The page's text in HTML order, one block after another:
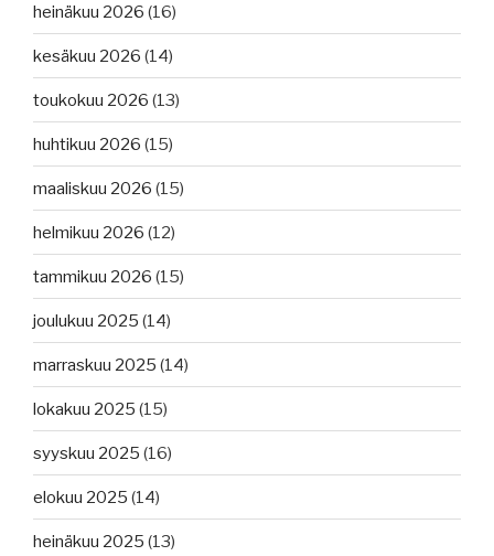
heinäkuu 2026 (16)
kesäkuu 2026 (14)
toukokuu 2026 (13)
huhtikuu 2026 (15)
maaliskuu 2026 (15)
helmikuu 2026 (12)
tammikuu 2026 (15)
joulukuu 2025 (14)
marraskuu 2025 (14)
lokakuu 2025 (15)
syyskuu 2025 (16)
elokuu 2025 (14)
heinäkuu 2025 (13)